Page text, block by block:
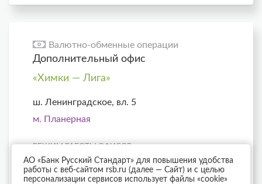
Валютно-обменные операции
Дополнительный офис
«Химки — Лига»
ш. Ленинградское, вл. 5
м. Планерная
Пн — Сб 10:00–21:00
АО «Банк Русский Стандарт» для повышения удобства
работы с веб-сайтом rsb.ru (далее — Сайт) и с целью
персонализации сервисов использует файлы «cookie»